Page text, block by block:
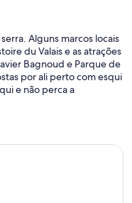
Alguns marcos locais
du Valais e as atrações
Bagnoud e Parque de
por ali perto com esqui
e não perca a